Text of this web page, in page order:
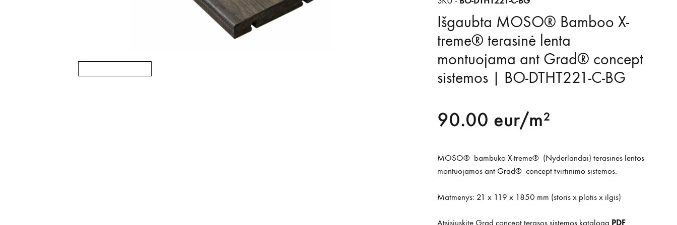
Išgaubta MOSO® Bamboo X-
treme® terasinė lenta
montuojama ant Grad® concept
sistemos | BO-DTHT221-C-BG
90.00 eur/m²
MOSO® bambuko X-treme® (Nyderlandai) terasinės lentos
montuojamos ant Grad® concept tvirtinimo sistemos.
Matmenys: 21 x 119 x 1850 mm (storis x plotis x ilgis)